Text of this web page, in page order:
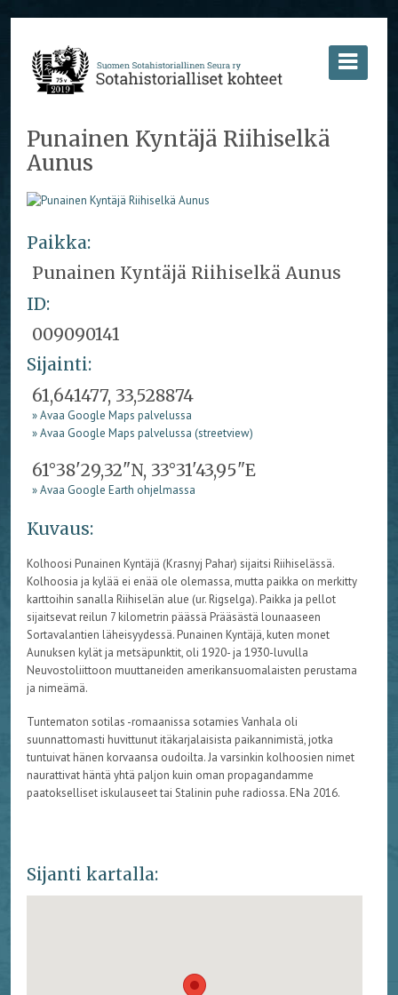
Punainen Kyntäjä Riihiselkä
Aunus
Paikka:
Punainen Kyntäjä Riihiselkä Aunus
ID:
009090141
Sijainti:
61,641477, 33,528874
» Avaa Google Maps palvelussa
» Avaa Google Maps palvelussa (streetview)
61°38'29,32"N, 33°31'43,95"E
» Avaa Google Earth ohjelmassa
Kuvaus:
Kolhoosi Punainen Kyntäjä (Krasnyj Pahar) sijaitsi Riihiselässä.
Kolhoosia ja kylää ei enää ole olemassa, mutta paikka on merkitty
karttoihin sanalla Riihiselän alue (ur. Rigselga). Paikka ja pellot
sijaitsevat reilun 7 kilometrin päässä Prääsästä lounaaseen
Sortavalantien läheisyydessä. Punainen Kyntäjä, kuten monet
Aunuksen kylät ja metsäpunktit, oli 1920- ja 1930-luvulla
Neuvostoliittoon muuttaneiden amerikansuomalaisten perustama
ja nimeämä.
Tuntematon sotilas -romaanissa sotamies Vanhala oli
suunnattomasti huvittunut itäkarjalaisista paikannimistä, jotka
tuntuivat hänen korvaansa oudoilta. Ja varsinkin kolhoosien nimet
naurattivat häntä yhtä paljon kuin oman propagandamme
paatokselliset iskulauseet tai Stalinin puhe radiossa. ENa 2016.
Sijanti kartalla: